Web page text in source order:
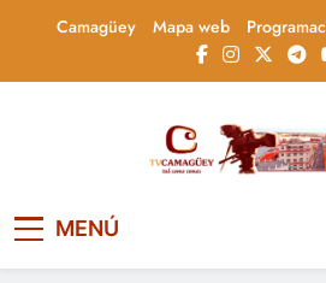
Camagüey Mapa web
Cuba
informa, educa y
MENÚ